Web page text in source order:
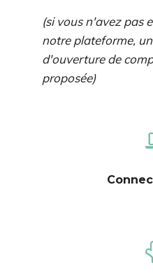
(si vous n'avez pas
notre plateforme,
d'ouverture de
proposée)